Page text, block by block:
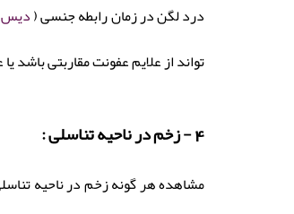
درد لگن در زمان رابطه جنسی (دیس
تواند از علایم عفونت مقاربتی
4 - زخم در ناحیه تناسلی :
مشاهده هر گونه زخم در ناحیه